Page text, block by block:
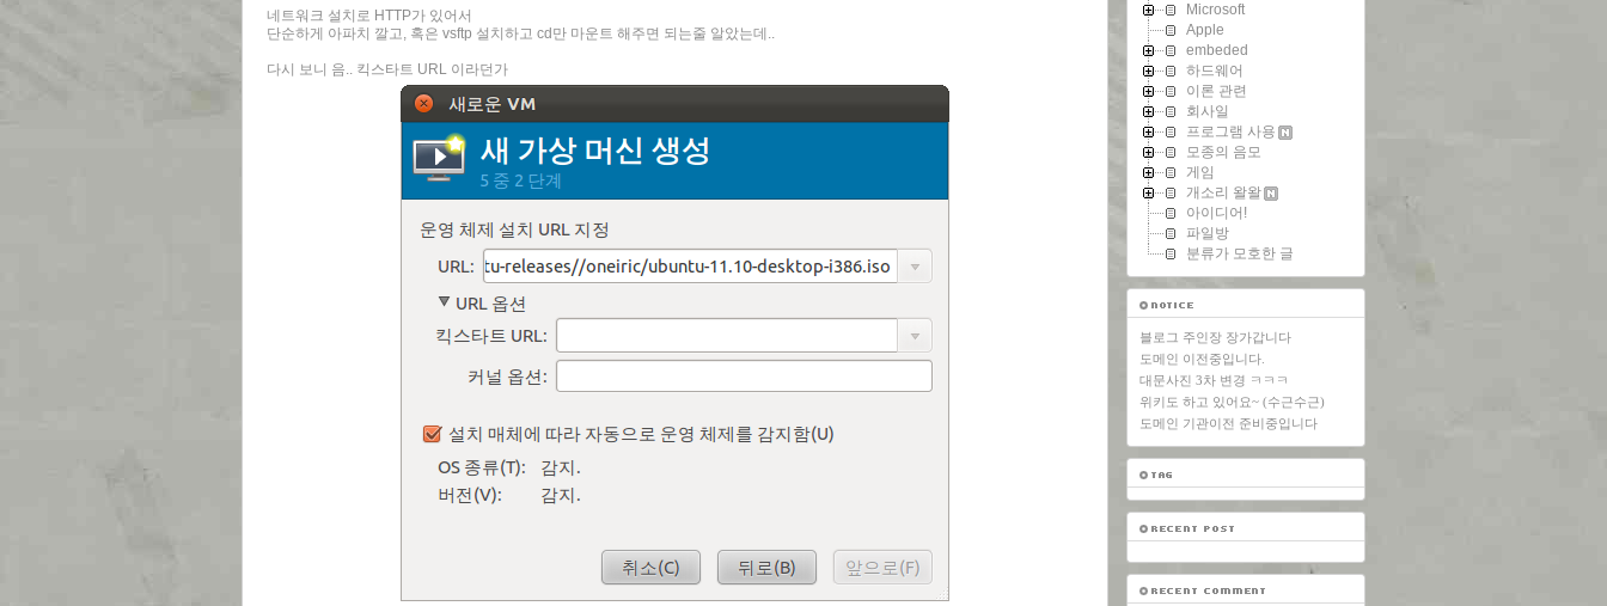
네트워크 설치로 HTTP가 있어서
단순하게 아파치 깔고, 혹은 vsftp 설치하고 cd만 마운트 해주면 되는줄 알았는데..
다시 보니 음.. 킥스타트 URL 이라던가
Microsoft
Apple
embeded
하드웨어
이론 관련
회사일
프로그램 사용
모종의 음모
게임
개소리 왈왈
아이디어!
파일방
분류가 모호한 글
블로그 주인장 장가갑니다
도메인 이전중입니다.
대문사진 3차 변경 ㅋㅋㅋ
위키도 하고 있어요~ (수근수근)
도메인 기관이전 준비중입니다